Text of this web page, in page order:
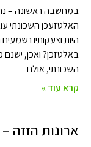
במחשבה ראשונה –
האלטזעכן השכונתי
היות וצעקותיו
באלטזכן? ואכן,
השכונתי, אולם
קרא עוד »
ארונות הזזה